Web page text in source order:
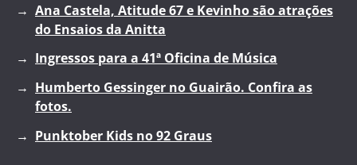
Ana Castela, Atitude 67 e Kevinho são atrações
do Ensaios da Anitta
Ingressos para a 41ª Oficina de Música
Humberto Gessinger no Guairão. Confira as
fotos.
Punktober Kids no 92 Graus